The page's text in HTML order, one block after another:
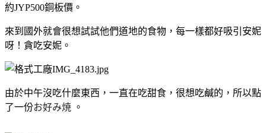
約JYP500銅板價。
來到國外就會很想試試他們道地的食物，每一樣都好吸引安妮
呀！貪吃安妮。
由於中午沒吃什麼東西，一直在吃甜食，很想吃鹹的，所以點
了一份お好み焼 。